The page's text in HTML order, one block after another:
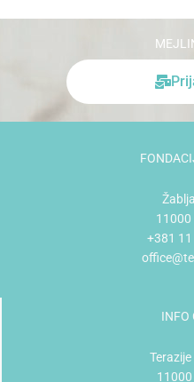
11000
+381
INFO
11000